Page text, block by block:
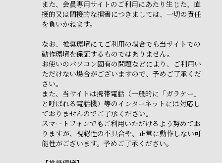
また、会員専用サイトのご利用にあたり生じた、直
接的又は間接的な損害につきましては、一切の責任
を負いかねます。
なお、推奨環境にてご利用の場合でも当サイトでの
動作環境を保証するものではありません。
お使いのパソコン固有の問題などにより、ご利用い
ただけない場合がございますので、予めご了承くだ
さい。
また、当サイトは携帯電話（一般的に「ガラケー」
と呼ばれる電話機）等のインターネットには対応し
ておりませんのでご了承ください。
スマートフォンでもご利用いただけるよう努めてお
りますが、視認性の不具合や、正常に動作しない可
能性がございます。予めご了承ください。